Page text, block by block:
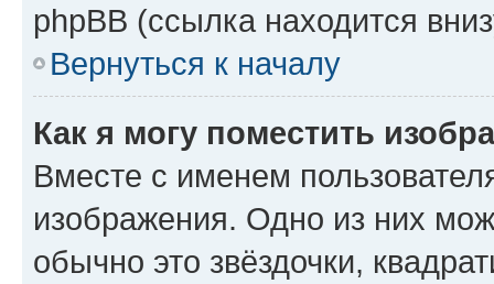
phpBB (ссылка находится
Вернуться к началу
Как я могу поместить
Вместе с именем
изображения. Одно из них
обычно это звёздочки,